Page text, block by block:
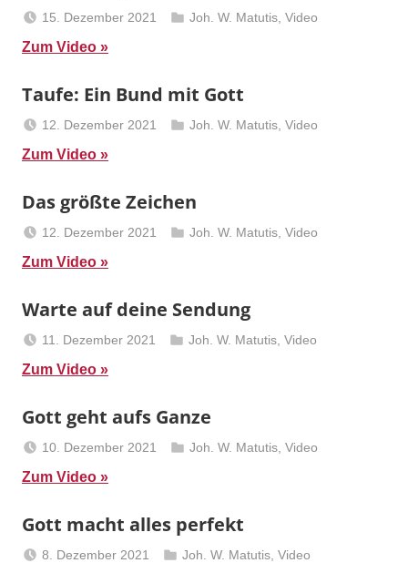
15. Dezember 2021
Joh. W. Matutis ,Video
Zum Video
Taufe: Ein Bund mit Gott
12. Dezember 2021
Joh. W. Matutis ,Video
Zum Video
Das größte Zeichen
12. Dezember 2021
Joh. W. Matutis ,Video
Zum Video
Warte auf deine Sendung
11. Dezember 2021
Joh. W. Matutis ,Video
Zum Video
Gott geht aufs Ganze
10. Dezember 2021
Joh. W. Matutis ,Video
Zum Video
Gott macht alles perfekt
8. Dezember 2021
Joh. W. Matutis ,Video